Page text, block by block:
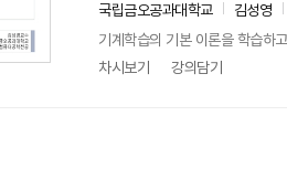
국립금오공과대학교
김성영
기계학습의 기본 이론을 학습하
차시보기
강의담기